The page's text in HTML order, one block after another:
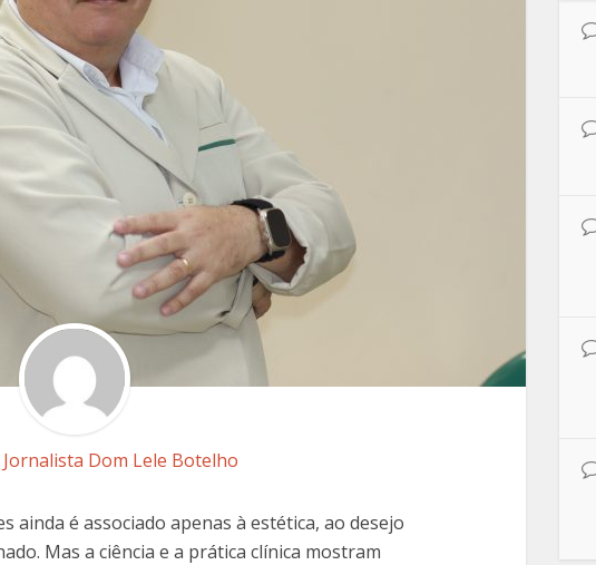
Jornalista Dom Lele Botelho
ainda é associado apenas à estética, ao desejo
Mas a ciência e a prática clínica mostram